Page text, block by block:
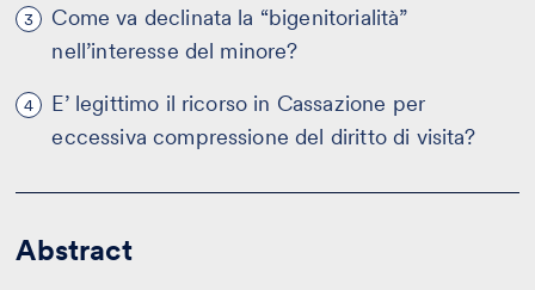
3
Come va declinata la “bigenitorialità”
nell’interesse del minore?
4
E’ legittimo il ricorso in Cassazione per
eccessiva compressione del diritto di visita?
Abstract